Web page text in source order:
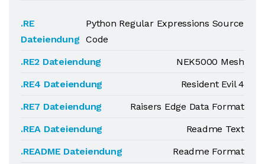
.RE
Dateiendung
Python Regular Expressions Source
Code
.RE2 Dateiendung
NEK5000 Mesh
.RE4 Dateiendung
Resident Evil 4
.RE7 Dateiendung
Raisers Edge Data Format
.REA Dateiendung
Readme Text
.README Dateiendung
Readme Format